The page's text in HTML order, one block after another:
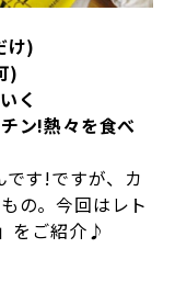
け)
)
く
ン!熱々を食べ
す!ですが、カ
の。今回はレト
をご紹介♪